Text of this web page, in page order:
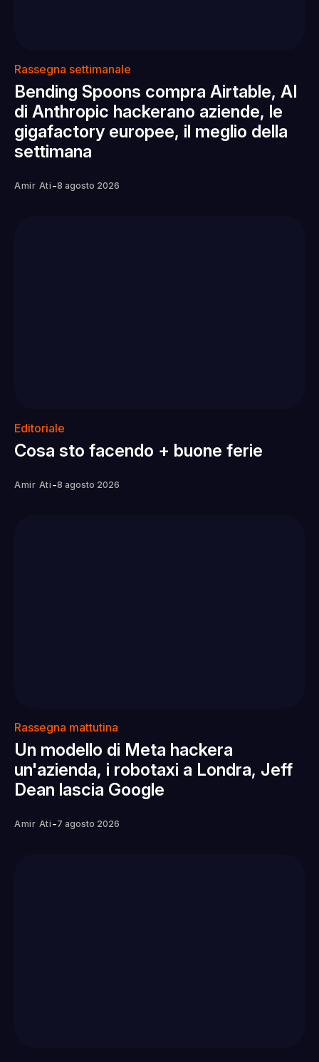
Rassegna settimanale
Bending Spoons compra Airtable, AI
di Anthropic hackerano aziende, le
gigafactory europee, il meglio della
settimana
Amir Ati -8 agosto 2026
Editoriale
Cosa sto facendo + buone ferie
Amir Ati -8 agosto 2026
Rassegna mattutina
Un modello di Meta hackera
un'azienda, i robotaxi a Londra, Jeff
Dean lascia Google
Amir Ati -7 agosto 2026